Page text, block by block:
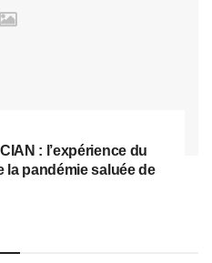
: l’expérience du
la pandémie saluée de